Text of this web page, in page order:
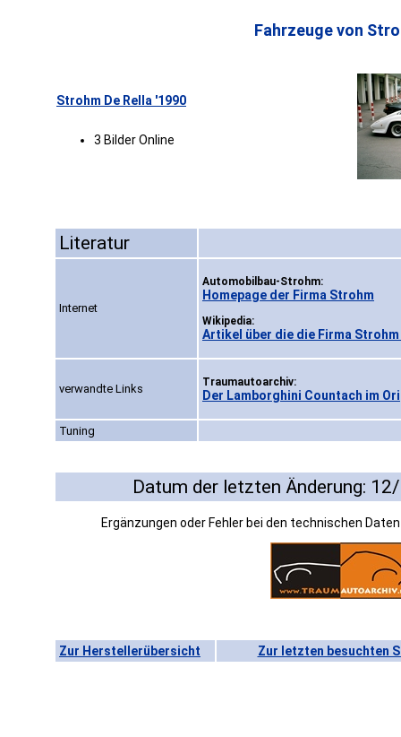
Fahrzeuge von
Strohm De Rella '1990
3 Bilder Online
Literatur
Internet
Automobilbau-Strohm:
Homepage der Firma Strohm
Wikipedia:
Artikel über die die Firma Strohm
verwandte Links Traumautoarchiv:
Der Lamborghini Countach im
Tuning
Datum der letzten Änderung:
Ergänzungen oder Fehler bei den technischen
Zur Herstellerübersicht Zur letzten besuchten